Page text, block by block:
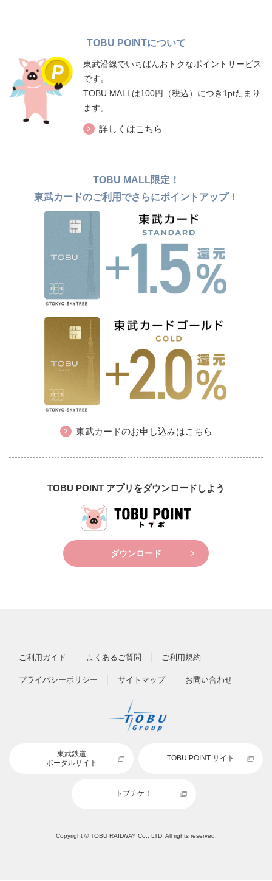
TOBU POINTについて
東武沿線でいちばんおトクなポイントサービス
です。
TOBU MALLは100円（税込）につき1ptたまり
ます。
詳しくはこちら
TOBU MALL限定！
東武カードのご利用でさらにポイントアップ！
東武カードのお申し込みはこちら
TOBU POINT アプリをダウンロードしよう
ダウンロード
ご利用ガイド よくあるご質問 ご利用規約
プライバシーポリシー サイトマップ お問い合わせ
東武鉄道
ポータルサイト
TOBU POINT サイト
トブチケ！
Copyright © TOBU RAILWAY Co., LTD. All rights reserved.